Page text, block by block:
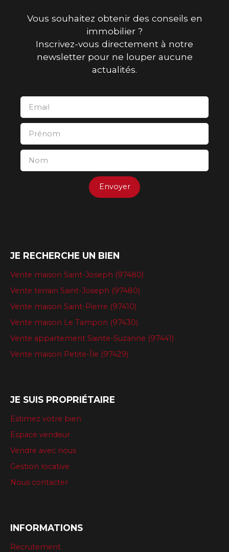
Vous souhaitez obtenir des conseils en
immobilier ?
Inscrivez-vous directement à notre
newsletter pour ne louper aucune
actualités.
Email
Prénom
Nom
Envoyer
JE RECHERCHE UN BIEN
Vente maison Saint-Joseph (97480)
Vente terrain Saint-Joseph (97480)
Vente maison Saint-Pierre (97410)
Vente maison Le Tampon (97430)
Vente appartement Sainte-Suzanne (97441)
Vente maison Petite-Île (97429)
JE SUIS PROPRIÉTAIRE
Estimez votre bien
Espace vendeur
Vendre avec nous
Gestion locative
Nous contacter
INFORMATIONS
Recrutement